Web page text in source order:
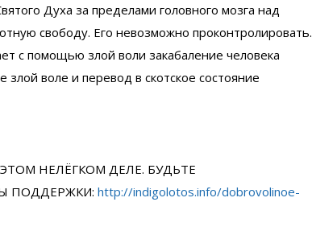
Духа за пределами головного мозга над
свободу. Его невозможно проконтролировать.
с помощью злой воли закабаление человека
воле и перевод в скотское состояние
НЕЛЁГКОМ ДЕЛЕ. БУДЬТЕ
ПОДДЕРЖКИ: http://indigolotos.info/dobrovolinoe-